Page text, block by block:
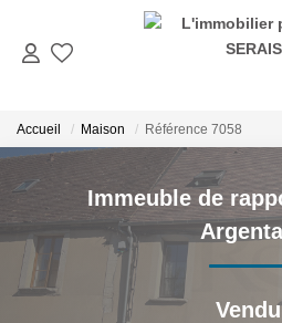
LOUER
BIENS
Accueil Maison Référence 7058
Immeuble de
Vendu